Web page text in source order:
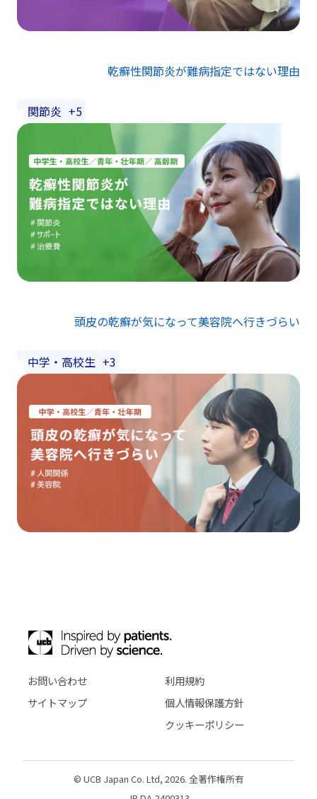
乾癬性関節炎が難病指定ではない理由
関節炎 +5
頭皮の乾癬が気になって美容院へ行きづらい
中学・高校生 +3
お問い合わせ
サイトマップ
利用規約
個人情報保護方針
クッキーポリシー
© UCB Japan Co. Ltd, 2026. 全著作権所有